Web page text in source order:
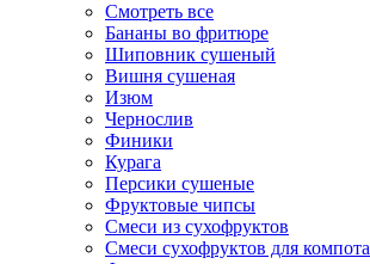
Смотреть все
Бананы во фритюре
Шиповник сушеный
Вишня сушеная
Изюм
Чернослив
Финики
Курага
Персики сушеные
Фруктовые чипсы
Смеси из сухофруктов
Смеси сухофруктов для компота